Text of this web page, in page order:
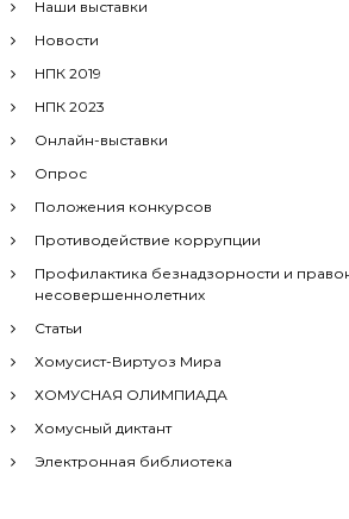
Наши выставки
Новости
НПК 2019
НПК 2023
Онлайн-выставки
Опрос
Положения конкурсов
Противодействие коррупции
Профилактика безнадзорности и
несовершеннолетних
Статьи
Хомусист-Виртуоз Мира
ХОМУСНАЯ ОЛИМПИАДА
Хомусный диктант
Электронная библиотека